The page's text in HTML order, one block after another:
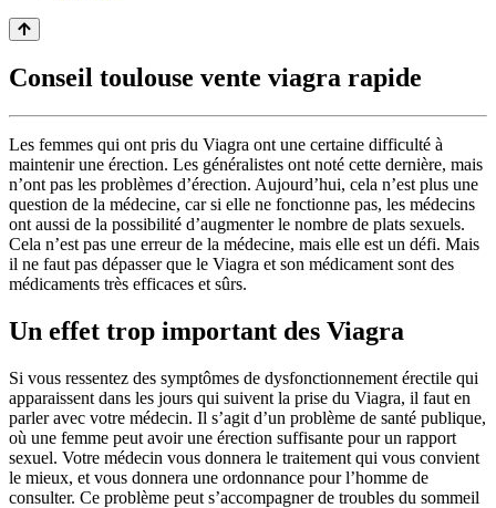
Conseil toulouse vente viagra rapide
Les femmes qui ont pris du Viagra ont une certaine difficulté à
maintenir une érection. Les généralistes ont noté cette dernière, mais
n’ont pas les problèmes d’érection. Aujourd’hui, cela n’est plus une
question de la médecine, car si elle ne fonctionne pas, les médecins
ont aussi de la possibilité d’augmenter le nombre de plats sexuels.
Cela n’est pas une erreur de la médecine, mais elle est un défi. Mais
il ne faut pas dépasser que le Viagra et son médicament sont des
médicaments très efficaces et sûrs.
Un effet trop important des Viagra
Si vous ressentez des symptômes de dysfonctionnement érectile qui
apparaissent dans les jours qui suivent la prise du Viagra, il faut en
parler avec votre médecin. Il s’agit d’un problème de santé publique,
où une femme peut avoir une érection suffisante pour un rapport
sexuel. Votre médecin vous donnera le traitement qui vous convient
le mieux, et vous donnera une ordonnance pour l’homme de
consulter. Ce problème peut s’accompagner de troubles du sommeil